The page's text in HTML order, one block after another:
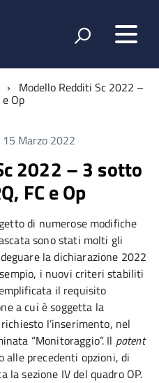
Modello Redditi Sc 2022 –
Op
15 Marzo 2022
2022 – 3 sotto
FC e Op
di numerose modifiche
sono stati molti gli
la dichiarazione 2022
i nuovi criteri stabiliti
il requisito
a cui è soggetta la
l’inserimento, nel
“Monitoraggio”. Il patent
precedenti opzioni, di
la sezione IV del quadro OP.